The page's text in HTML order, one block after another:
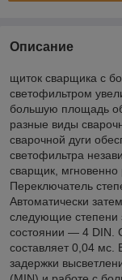
Описание
щиток сварщика с
светофильтром
большую площадь
разные виды
сварочной дуги
светофильтра
сварщик, мгновенно
Переключатель
Автоматически
следующие степени
состоянии — 4 DIN.
составляет 0,04 мс.
задержки